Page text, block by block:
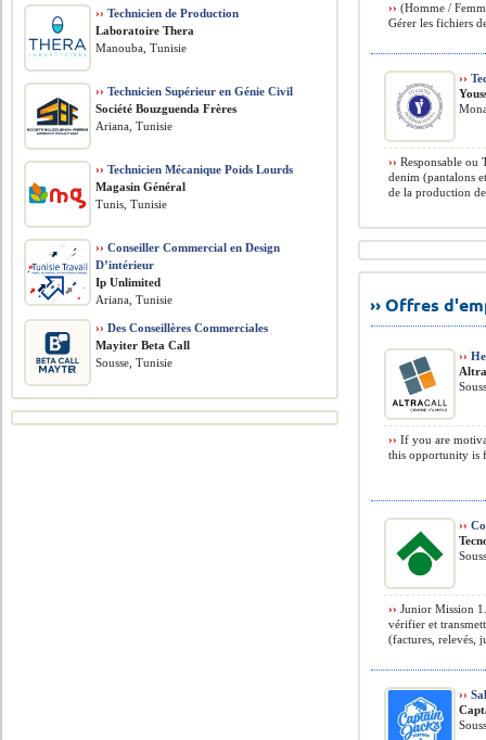
›› (Homme /
Gérer les fichiers
››
›› Responsable ou
denim (pantalons
de la production
›› Offres
››
›› If you are
this opportunity is
››
›› Junior Mission
vérifier et
(factures, relevés,
››
›› Technicien de Production
Laboratoire Thera
Manouba, Tunisie
›› Technicien Supérieur en Génie Civil
Société Bouzguenda Frères
Ariana, Tunisie
›› Technicien Mécanique Poids Lourds
Magasin Général
Tunis, Tunisie
›› Conseiller Commercial en Design
D’intérieur
Ip Unlimited
Ariana, Tunisie
›› Des Conseillères Commerciales
Mayiter Beta Call
Sousse, Tunisie